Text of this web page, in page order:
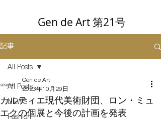
Gen de Art 第21号
記事
All Posts
NEWS
Fashion
All Posts
カルティエ現代美術財団、ロン・ミュ
エクの個展と今後の計画を発表
Gen de Art
2023年10月29日